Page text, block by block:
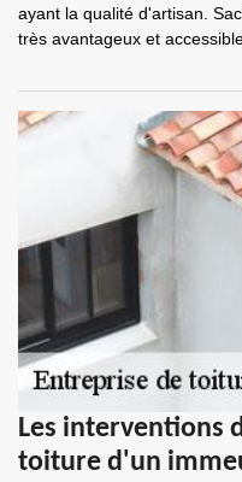
ayant la qualité d'artisan.
très avantageux et
Les interventions
toiture d'un